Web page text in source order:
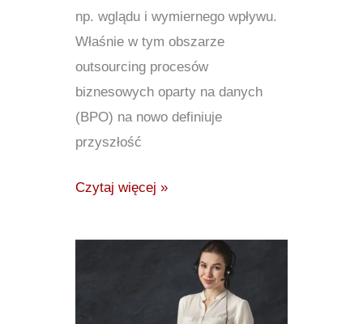
np. wglądu i wymiernego wpływu.
Właśnie w tym obszarze
outsourcing procesów
biznesowych oparty na danych
(BPO) na nowo definiuje
przyszłość
Czytaj więcej »